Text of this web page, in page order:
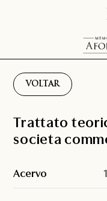
VOLTAR
Trattato
societa
Acervo